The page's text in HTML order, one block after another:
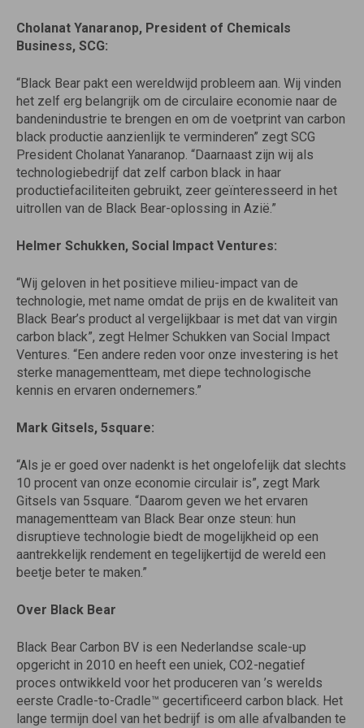
Cholanat Yanaranop, President of Chemicals
Business, SCG:
“Black Bear pakt een wereldwijd probleem aan. Wij vinden
het zelf erg belangrijk om de circulaire economie naar de
bandenindustrie te brengen en om de voetprint van carbon
black productie aanzienlijk te verminderen” zegt SCG
President Cholanat Yanaranop. “Daarnaast zijn wij als
technologiebedrijf dat zelf carbon black in haar
productiefaciliteiten gebruikt, zeer geïnteresseerd in het
uitrollen van de Black Bear-oplossing in Azië.”
Helmer Schukken, Social Impact Ventures:
“Wij geloven in het positieve milieu-impact van de
technologie, met name omdat de prijs en de kwaliteit van
Black Bear’s product al vergelijkbaar is met dat van virgin
carbon black”, zegt Helmer Schukken van Social Impact
Ventures. “Een andere reden voor onze investering is het
sterke managementteam, met diepe technologische
kennis en ervaren ondernemers.”
Mark Gitsels, 5square:
“Als je er goed over nadenkt is het ongelofelijk dat slechts
10 procent van onze economie circulair is”, zegt Mark
Gitsels van 5square. “Daarom geven we het ervaren
managementteam van Black Bear onze steun: hun
disruptieve technologie biedt de mogelijkheid op een
aantrekkelijk rendement en tegelijkertijd de wereld een
beetje beter te maken.”
Over Black Bear
Black Bear Carbon BV is een Nederlandse scale-up
opgericht in 2010 en heeft een uniek, CO2-negatief
proces ontwikkeld voor het produceren van ’s werelds
eerste Cradle-to-Cradle™ gecertificeerd carbon black. Het
lange termijn doel van het bedrijf is om alle afvalbanden te